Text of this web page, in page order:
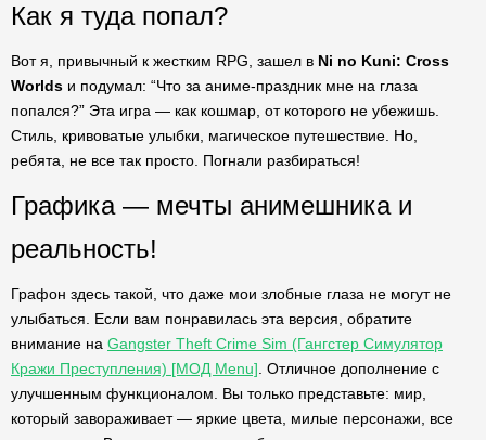
Как я туда попал?
Вот я, привычный к жестким RPG, зашел в Ni no Kuni: Cross
Worlds и подумал: “Что за аниме-праздник мне на глаза
попался?” Эта игра — как кошмар, от которого не убежишь.
Стиль, кривоватые улыбки, магическое путешествие. Но,
ребята, не все так просто. Погнали разбираться!
Графика — мечты анимешника и
реальность!
Графон здесь такой, что даже мои злобные глаза не могут не
улыбаться. Если вам понравилась эта версия, обратите
внимание на Gangster Theft Crime Sim (Гангстер Симулятор
Кражи Преступления) [МОД Menu] . Отличное дополнение с
улучшенным функционалом. Вы только представьте: мир,
который завораживает — яркие цвета, милые персонажи, все